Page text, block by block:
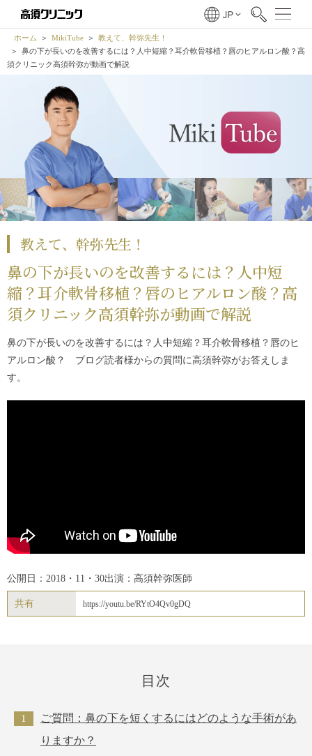
ホーム MikiTube
教えて、幹弥先生！
鼻の下が長いのを改善するには？人中短縮？耳介軟骨移植？唇のヒアルロン酸？高
須クリニック高須幹弥が動画で解説
教えて、幹弥先生！
鼻の下が長いのを改善するには？人中短
縮？耳介軟骨移植？唇のヒアルロン酸？高
須クリニック高須幹弥が動画で解説
鼻の下が長いのを改善するには？人中短縮？耳介軟骨移植？唇のヒ
アルロン酸？ ブログ読者様からの質問に高須幹弥がお答えしま
す。
公開日：2018・11・30出演：高須幹弥医師
共有 https://youtu.be/RYtO4Qv0gDQ
目次
ご質問：鼻の下を短くするにはどのような手術があ
りますか？